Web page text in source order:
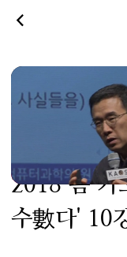
[강연] 컴
어가 나오
2018 봄 카
수數다' 10